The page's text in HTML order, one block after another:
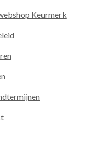
Keurmerk